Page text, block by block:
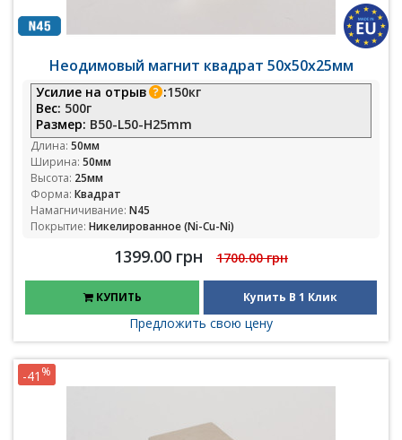
Неодимовый магнит квадрат 50х50х25мм
Усилие на отрыв :150кг
Вес: 500г
Размер: B50-L50-H25mm
Длина: 50мм
Ширина: 50мм
Высота: 25мм
Форма: Квадрат
Намагничивание: N45
Покрытие: Никелированное (Ni-Cu-Ni)
1399.00 грн 1700.00 грн
КУПИТЬ Купить В 1 Клик
Предложить свою цену
-41 %